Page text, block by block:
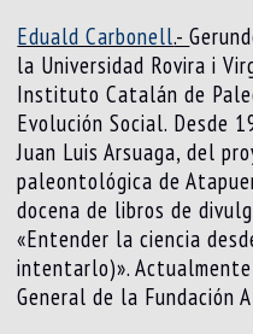
Eduald Carbonell.-
la Universidad Rovira i
Instituto Catalán de
Evolución Social. Desde
Juan Luis Arsuaga, del
paleontológica de
docena de libros de
«Entender la ciencia
intentarlo)».
General de la Fundación